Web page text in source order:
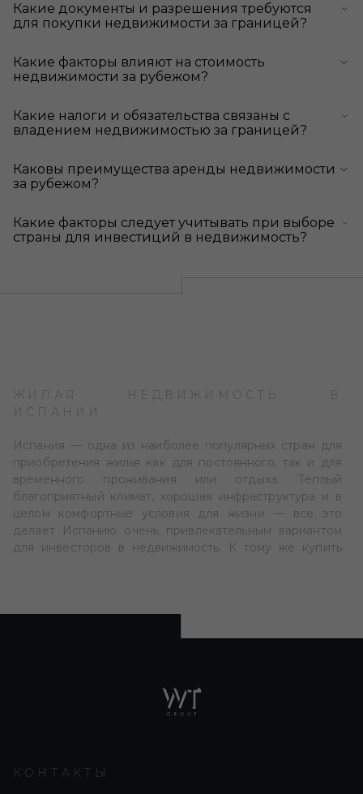
Какие документы и разрешения требуются
для покупки недвижимости за границей?
Какие факторы влияют на стоимость
недвижимости за рубежом?
Какие налоги и обязательства связаны с
владением недвижимостью за границей?
Каковы преимущества аренды недвижимости
за рубежом?
Какие факторы следует учитывать при выборе
страны для инвестиций в недвижимость?
Испания — одна из наиболее популярных стран для
приобретения жилья как для постоянного, так и для
временного проживания или отдыха. Теплый
благоприятный климат, хорошая инфраструктура и в
целом комфортные условия для жизни — все это
делает Испанию очень привлекательным вариантом
для инвесторов в недвижимость. К тому же купить
широкий выбор жилых объектов различных типов,
размеров и ценовых категорий. В частности, если
немного позже. И если вы рассматриваете вариант
КОНТАКТЫ